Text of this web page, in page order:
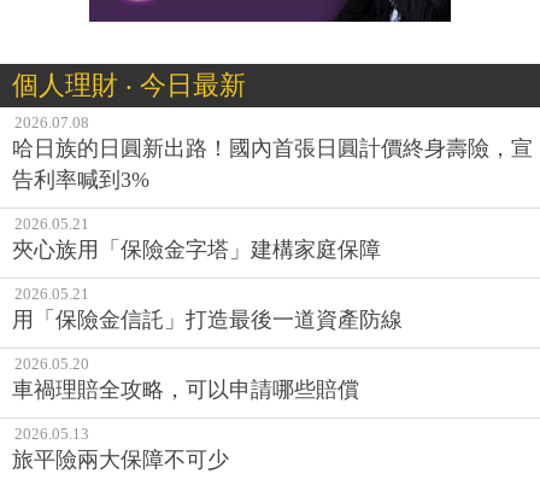
個人理財 ‧ 今日最新
2026.07.08
哈日族的日圓新出路！國內首張日圓計價終身壽險，宣
告利率喊到3%
2026.05.21
夾心族用「保險金字塔」建構家庭保障
2026.05.21
用「保險金信託」打造最後一道資產防線
2026.05.20
車禍理賠全攻略，可以申請哪些賠償
2026.05.13
旅平險兩大保障不可少